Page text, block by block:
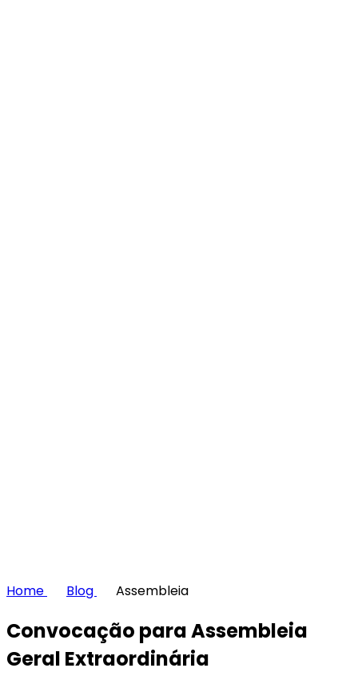
Home Blog Assembleia
Convocação para Assembleia
Geral Extraordinária